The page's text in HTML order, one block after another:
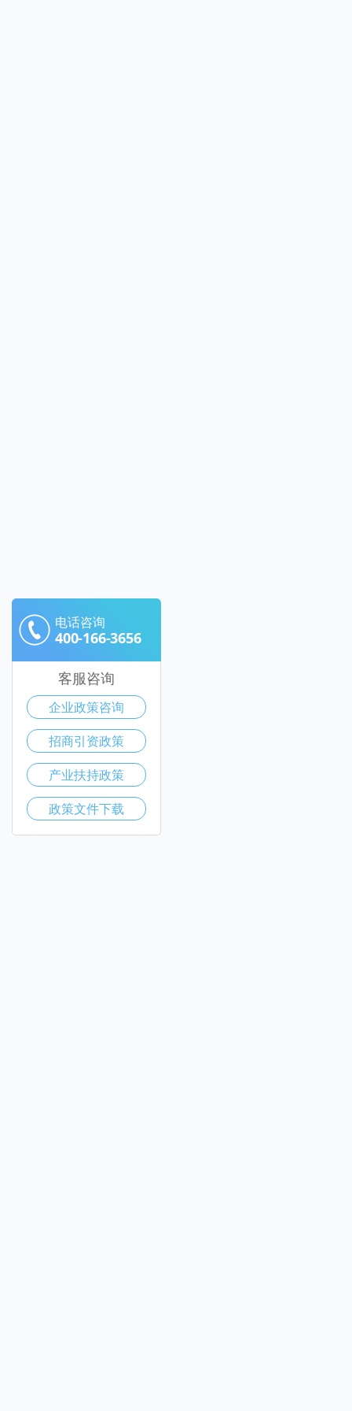
电话咨询
400-166-3656
客服咨询
企业政策咨询
招商引资政策
产业扶持政策
政策文件下载